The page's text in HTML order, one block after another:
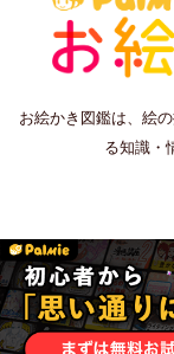
お絵かき図鑑は、絵
る知識・